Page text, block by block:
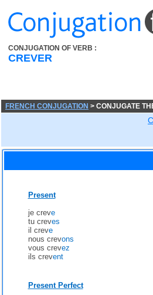
CONJUGATION OF VERB :
CREVER
FRENCH CONJUGATION > CONJUGATE
Present
je creve
tu creves
il creve
nous crevons
vous crevez
ils crevent
Present Perfect